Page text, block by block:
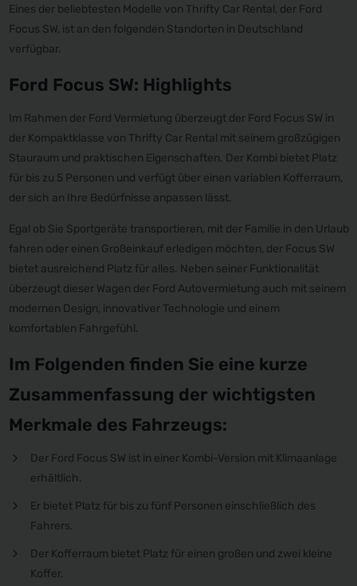
Eines der beliebtesten Modelle von Thrifty Car Rental, der Ford
Focus SW, ist an den folgenden Standorten in Deutschland
verfügbar.
Ford Focus SW: Highlights
Im Rahmen der Ford Vermietung überzeugt der Ford Focus SW in
der Kompaktklasse von Thrifty Car Rental mit seinem großzügigen
Stauraum und praktischen Eigenschaften. Der Kombi bietet Platz
für bis zu 5 Personen und verfügt über einen variablen Kofferraum,
der sich an Ihre Bedürfnisse anpassen lässt.
Egal ob Sie Sportgeräte transportieren, mit der Familie in den Urlaub
fahren oder einen Großeinkauf erledigen möchten, der Focus SW
bietet ausreichend Platz für alles. Neben seiner Funktionalität
überzeugt dieser Wagen der Ford Autovermietung auch mit seinem
modernen Design, innovativer Technologie und einem
komfortablen Fahrgefühl.
Im Folgenden finden Sie eine kurze
Zusammenfassung der wichtigsten
Merkmale des Fahrzeugs:
Der Ford Focus SW ist in einer Kombi-Version mit Klimaanlage
erhältlich.
Er bietet Platz für bis zu fünf Personen einschließlich des
Fahrers.
Der Kofferraum bietet Platz für einen großen und zwei kleine
Koffer.